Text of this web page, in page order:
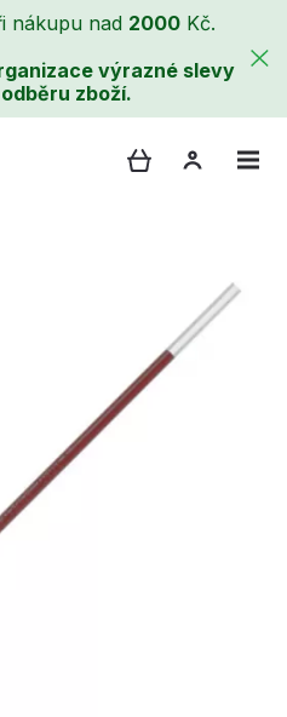
nákupu nad 2000 Kč.
výrazné slevy
zboží.